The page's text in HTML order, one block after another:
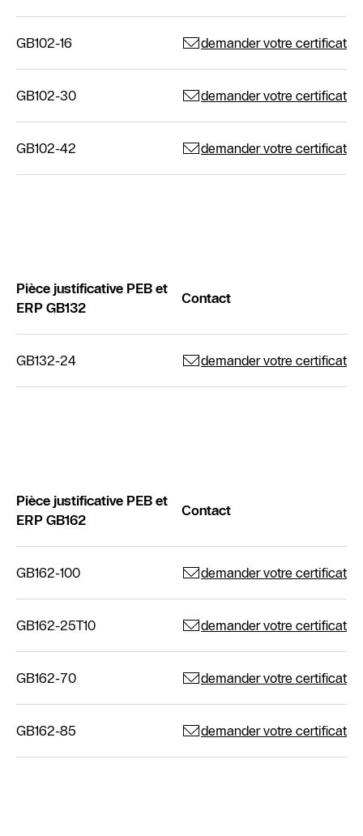
GB102-16 demander votre certificat
GB102-30 demander votre certificat
GB102-42 demander votre certificat
Pièce justificative PEB et
ERP GB132
Contact
GB132-24 demander votre certificat
Pièce justificative PEB et
ERP GB162
Contact
GB162-100 demander votre certificat
GB162-25T10 demander votre certificat
GB162-70 demander votre certificat
GB162-85 demander votre certificat